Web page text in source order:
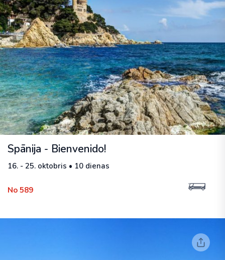
Spānija - Bienvenido!
16. - 25. oktobris • 10 dienas
No 589